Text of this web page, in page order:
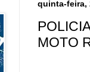
quinta-feira,
MOTO